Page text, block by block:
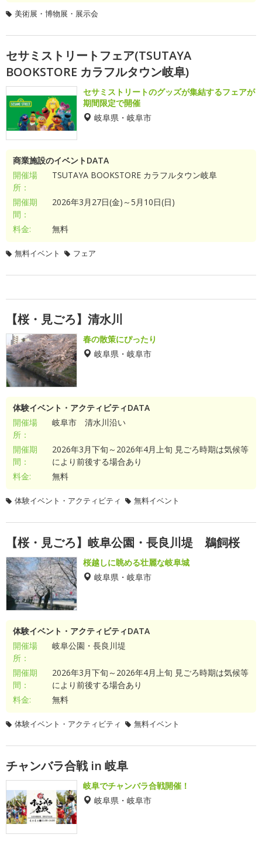
美術展・博物展・展示会
セサミストリートフェア(TSUTAYA
BOOKSTORE カラフルタウン岐阜)
セサミストリートのグッズが集結するフェアが
期間限定で開催
岐阜県・岐阜市
商業施設のイベントDATA
開催場
所：
TSUTAYA BOOKSTORE カラフルタウン岐阜
開催期
間：
2026年3月27日(金)～5月10日(日)
料金: 無料
無料イベント フェア
【桜・見ごろ】清水川
春の散策にぴったり
岐阜県・岐阜市
体験イベント・アクティビティDATA
開催場
所：
岐阜市 清水川沿い
開催期
間：
2026年3月下旬～2026年4月上旬 見ごろ時期は気候等
により前後する場合あり
料金:
無料
体験イベント・アクティビティ 無料イベント
【桜・見ごろ】岐阜公園・長良川堤 鵜飼桜
桜越しに眺める壮麗な岐阜城
岐阜県・岐阜市
体験イベント・アクティビティDATA
開催場
所：
岐阜公園・長良川堤
開催期
間：
2026年3月下旬～2026年4月上旬 見ごろ時期は気候等
により前後する場合あり
料金:
無料
体験イベント・アクティビティ 無料イベント
チャンバラ合戦 in 岐阜
岐阜でチャンバラ合戦開催！
岐阜県・岐阜市